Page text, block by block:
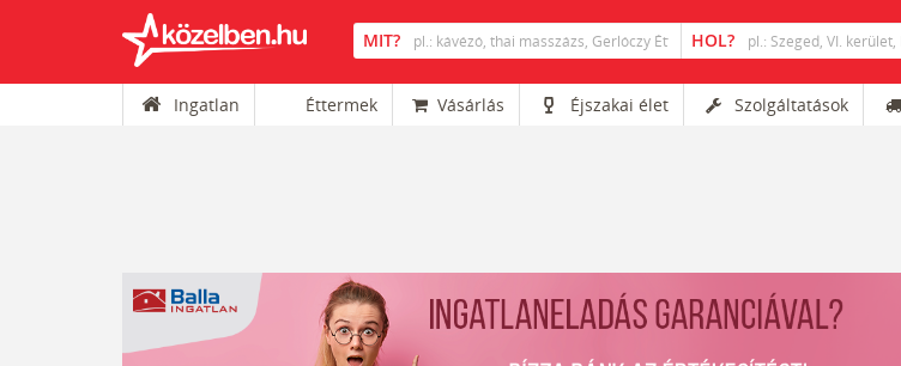
Ingatlan Éttermek Vásárlás Éjszakai élet Szolgáltatások